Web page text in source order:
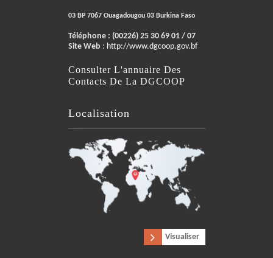
03 BP 7067 Ouagadougou 03 Burkina Faso
Téléphone : (00226) 25 30 69 01 / 07
Site Web : http://www.dgcoop.gov.bf
Consulter L'annuaire Des
Contacts De La DGCOOP
Localisation
Visualiser